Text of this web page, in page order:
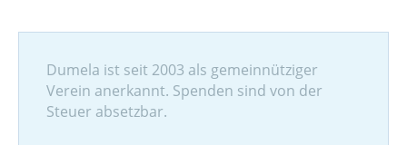
Dumela ist seit 2003 als gemeinnütziger
Verein anerkannt. Spenden sind von der
Steuer absetzbar.